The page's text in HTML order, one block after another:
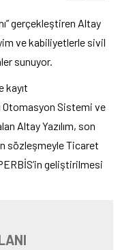
gerçekleştiren Altay
ve kabiliyetlerle sivil
sunuyor.
kayıt
Otomasyon Sistemi ve
Altay Yazılım, son
sözleşmeyle Ticaret
geliştirilmesi